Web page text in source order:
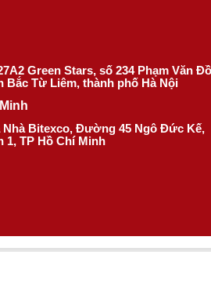
Green Stars, số 234 Phạm Văn
Bắc Từ Liêm, thành phố Hà Nội
Nhà Bitexco, Đường 45 Ngô Đức Kế,
1, TP Hồ Chí Minh